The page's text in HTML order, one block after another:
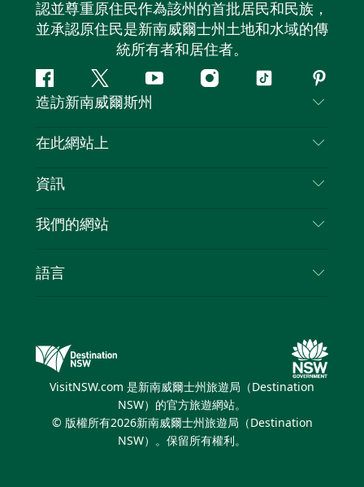
認並尊重原住民作為該州的首批居民和民族，
並承認原住民是新南威爾士州土地和水域的傳
統所有者和居住者。
Facebook嘰
嘰
喳
Youtube Instagram
抖
造訪新南威爾斯州
聯絡我們
隱私
Cookie 通知
在此網站上
目的地
新南威爾斯州公路旅行
活動
資訊
旅行資訊
新南威爾斯的商業
我們的網站
新南威爾士州旅遊局（Destination NSW）媒體中
繽紛悉尼燈光音樂節
語言
VisitNSW.com 是新南威爾士州旅遊局（Destination
NSW）的官方旅遊網站。
© 版權所有2026新南威爾士州旅遊局（Destination
NSW）。保留所有權利。